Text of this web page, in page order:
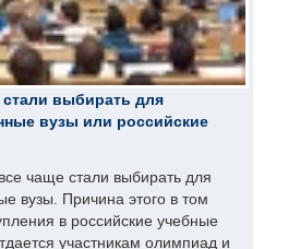
выбирать для
вузы или российские
чаще стали выбирать для
вузы. Причина этого в том
в российские учебные
участникам олимпиад и